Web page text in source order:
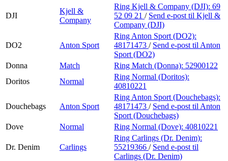
DJI
Kjell &
Company
Ring Kjell & Company (DJI): 69
52 09 21 / Send e-post til Kjell &
Company (DJI)
DO2 Anton Sport
Ring Anton Sport (DO2):
48171473 / Send e-post til Anton
Sport (DO2)
Donna
Match Ring Match (Donna): 52900122
Doritos
Normal
Ring Normal (Doritos):
40810221
Douchebags Anton Sport
Ring Anton Sport (Douchebags):
48171473 / Send e-post til Anton
Sport (Douchebags)
Dove
Normal Ring Normal (Dove): 40810221
Dr. Denim Carlings
Ring Carlings (Dr. Denim):
55219366 / Send e-post til
Carlings (Dr. Denim)